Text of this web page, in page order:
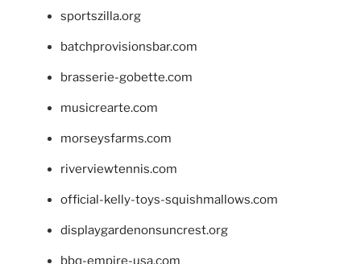
sportszilla.org
batchprovisionsbar.com
brasserie-gobette.com
musicrearte.com
morseysfarms.com
riverviewtennis.com
official-kelly-toys-squishmallows.com
displaygardenonsuncrest.org
bbq-empire-usa.com